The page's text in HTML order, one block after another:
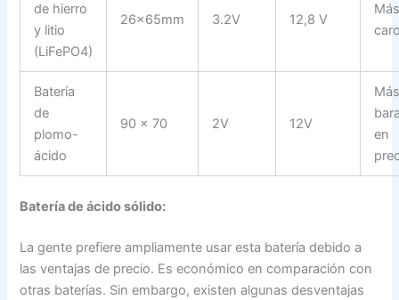
de hierro
y litio
(LiFePO4)
26x65mm 3.2V 12,8 V
Batería
de
plomo-
ácido
90 x 70 2V 12V
en
Batería de ácido sólido:
La gente prefiere ampliamente usar esta batería debido a
las ventajas de precio. Es económico en comparación con
otras baterías. Sin embargo, existen algunas desventajas